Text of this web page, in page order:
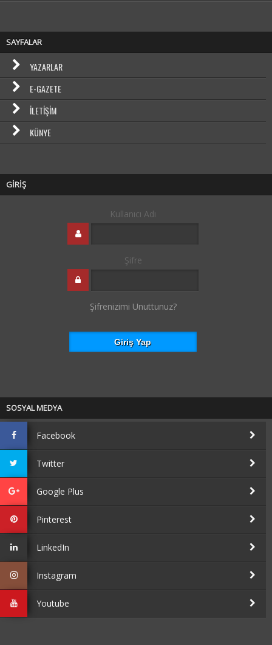
SAYFALAR
YAZARLAR
E-GAZETE
İLETIŞIM
KÜNYE
GİRİŞ
Kullanıcı Adı
Şifre
Şifrenizimi Unuttunuz?
SOSYAL MEDYA
Facebook
Twitter
Google Plus
Pinterest
LinkedIn
Instagram
Youtube